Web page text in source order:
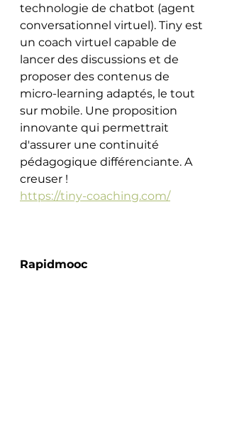
technologie de chatbot (agent
conversationnel virtuel). Tiny est
un coach virtuel capable de
lancer des discussions et de
proposer des contenus de
micro-learning adaptés, le tout
sur mobile. Une proposition
innovante qui permettrait
d'assurer une continuité
pédagogique différenciante. A
creuser !
https://tiny-coaching.com/
Rapidmooc